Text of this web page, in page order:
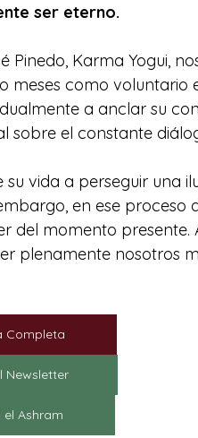
ser eterno.
Karma Yogui,
meses como voluntario
a anclar su
sobre el constante
vida a perseguir una
en ese proceso
momento presente.
plenamente nosotros
Completa
Newsletter
el Ashram